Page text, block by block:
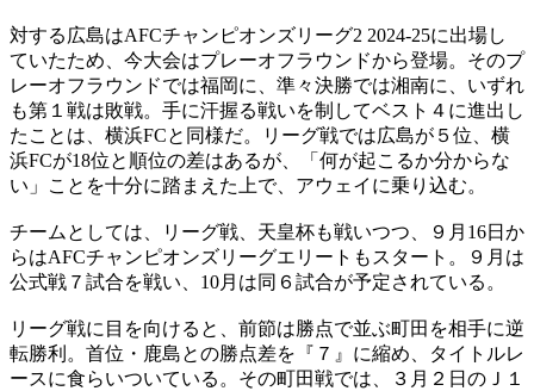
対する広島はAFCチャンピオンズリーグ2 2024-25に出場し
ていたため、今大会はプレーオフラウンドから登場。そのプ
レーオフラウンドでは福岡に、準々決勝では湘南に、いずれ
も第１戦は敗戦。手に汗握る戦いを制してベスト４に進出し
たことは、横浜FCと同様だ。リーグ戦では広島が５位、横
浜FCが18位と順位の差はあるが、「何が起こるか分からな
い」ことを十分に踏まえた上で、アウェイに乗り込む。
チームとしては、リーグ戦、天皇杯も戦いつつ、９月16日か
らはAFCチャンピオンズリーグエリートもスタート。９月は
公式戦７試合を戦い、10月は同６試合が予定されている。
リーグ戦に目を向けると、前節は勝点で並ぶ町田を相手に逆
転勝利。首位・鹿島との勝点差を『７』に縮め、タイトルレ
ースに食らいついている。その町田戦では、３月２日のＪ１